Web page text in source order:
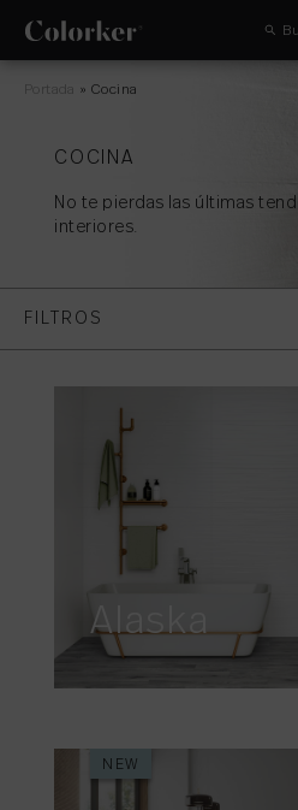
Portada »Cocina
COCINA
No te pierdas las últimas
interiores.
FILTROS
Alaska
NEW